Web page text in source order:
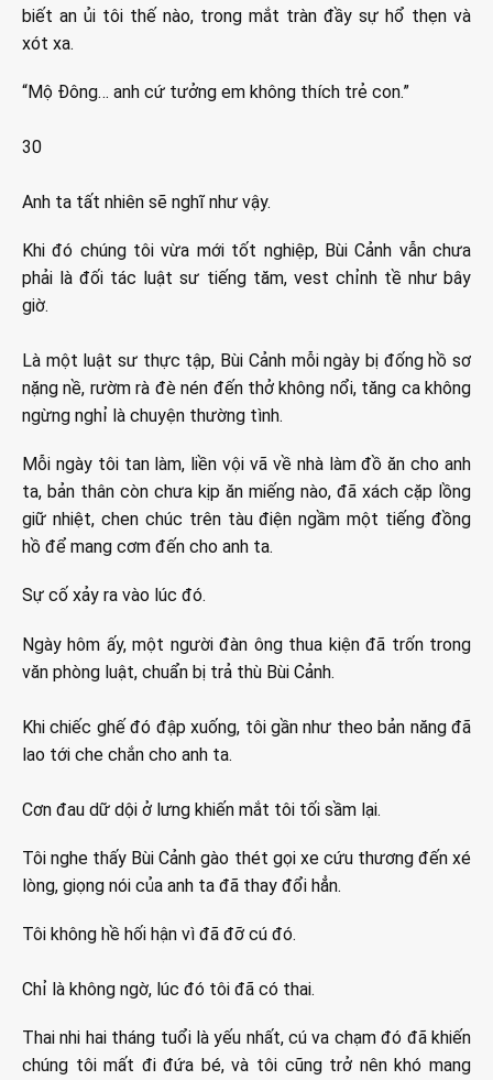
biết an ủi tôi thế nào, trong mắt tràn đầy sự hổ thẹn và
xót xa.
“Mộ Đông… anh cứ tưởng em không thích trẻ con.”
30
Anh ta tất nhiên sẽ nghĩ như vậy.
Khi đó chúng tôi vừa mới tốt nghiệp, Bùi Cảnh vẫn chưa
phải là đối tác luật sư tiếng tăm, vest chỉnh tề như bây
giờ.
Là một luật sư thực tập, Bùi Cảnh mỗi ngày bị đống hồ sơ
nặng nề, rườm rà đè nén đến thở không nổi, tăng ca không
ngừng nghỉ là chuyện thường tình.
Mỗi ngày tôi tan làm, liền vội vã về nhà làm đồ ăn cho anh
ta, bản thân còn chưa kịp ăn miếng nào, đã xách cặp lồng
giữ nhiệt, chen chúc trên tàu điện ngầm một tiếng đồng
hồ để mang cơm đến cho anh ta.
Sự cố xảy ra vào lúc đó.
Ngày hôm ấy, một người đàn ông thua kiện đã trốn trong
văn phòng luật, chuẩn bị trả thù Bùi Cảnh.
Khi chiếc ghế đó đập xuống, tôi gần như theo bản năng đã
lao tới che chắn cho anh ta.
Cơn đau dữ dội ở lưng khiến mắt tôi tối sầm lại.
Tôi nghe thấy Bùi Cảnh gào thét gọi xe cứu thương đến xé
lòng, giọng nói của anh ta đã thay đổi hẳn.
Tôi không hề hối hận vì đã đỡ cú đó.
Chỉ là không ngờ, lúc đó tôi đã có thai.
Thai nhi hai tháng tuổi là yếu nhất, cú va chạm đó đã khiến
chúng tôi mất đi đứa bé, và tôi cũng trở nên khó mang